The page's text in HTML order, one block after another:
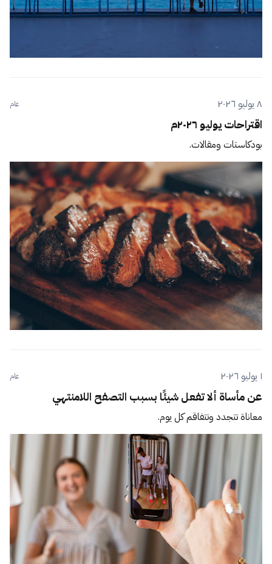
٨ يوليو ٢٠٢٦ عام
اقتراحات يوليو ٢٠٢٦م
بودكاستات ومقالات.
١ يوليو ٢٠٢٦ عام
عن مأساة ألا تفعل شيئًا بسبب التصفح اللامنتهي
معاناة تتجدد وتتفاقم كل يوم.